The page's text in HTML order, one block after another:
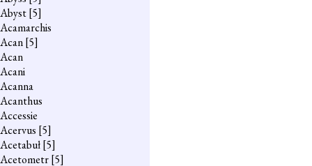
Abyst[5]
Acamarchis
Acan[5]
Acan
Acani
Acanna
Acanthus
Accessie
Acervus [5]
Acetabuł[5]
Acetometr[5]